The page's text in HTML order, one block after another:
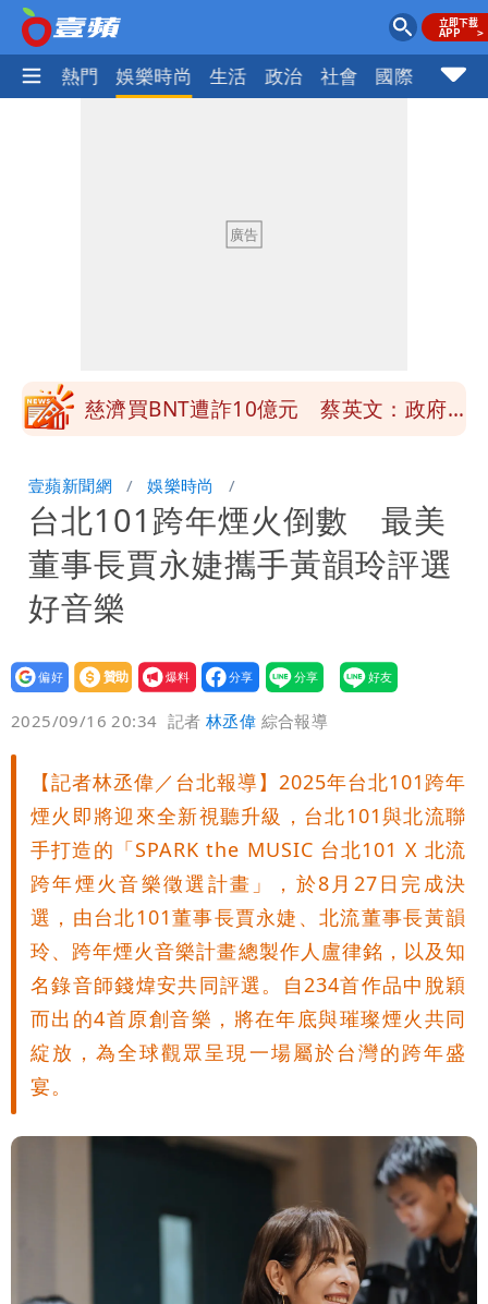
焦點 熱門 娛樂時尚 生活 政治 社會 國際 財經
很多謹慎判斷當時未被理解
「慈濟別想躲在受害者3字後面」 她：
聲押？交保？複訊後揭曉
慈濟買BNT遭詐10億元 蔡英文：政府
10.6億顧問費決策過程在哪
壹蘋新聞網 娛樂時尚
台北101跨年煙火倒數 最美
董事長賈永婕攜手黃韻玲評選
好音樂
設為
贊助
我要
爆料
2025/09/16 20:34 記者林丞偉 綜合報導
【記者林丞偉／台北報導】2025年台北101跨年
煙火即將迎來全新視聽升級，台北101與北流聯
手打造的「SPARK the MUSIC 台北101 X 北流
跨年煙火音樂徵選計畫」，於8月27日完成決
選，由台北101董事長賈永婕、北流董事長黃韻
玲、跨年煙火音樂計畫總製作人盧律銘，以及知
名錄音師錢煒安共同評選。自234首作品中脫穎
而出的4首原創音樂，將在年底與璀璨煙火共同
綻放，為全球觀眾呈現一場屬於台灣的跨年盛
宴。